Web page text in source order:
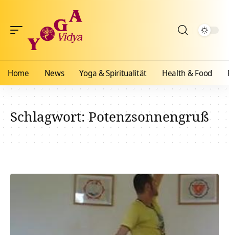
Home News Yoga & Spiritualität Health & Food
Schlagwort:Potenzsonnengruß